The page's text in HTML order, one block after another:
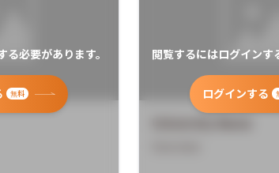
必要があります。
無料
閲覧するにはログインす
ログインする